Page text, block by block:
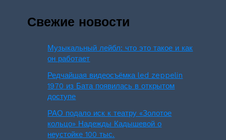
Свежие новости
Музыкальный лейбл: что это такое и как
он работает
Редчайшая видеосъёмка led zeppelin
1970 из Бата появилась в открытом
доступе
РАО подало иск к театру «Золотое
кольцо» Надежды Кадышевой о
неустойке 100 тыс.